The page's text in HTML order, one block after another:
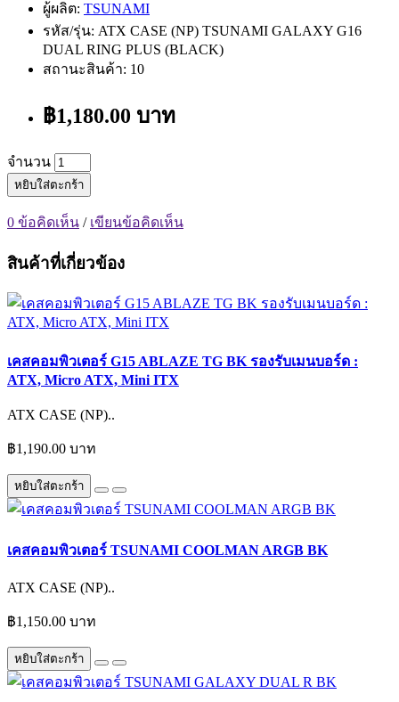
ผู้ผลิต: TSUNAMI
รหัส/รุ่น: ATX CASE (NP) TSUNAMI GALAXY G16
DUAL RING PLUS (BLACK)
สถานะสินค้า: 10
฿1,180.00 บาท
จำนวน
หยิบใส่ตะกร้า
0 ข้อคิดเห็น / เขียนข้อคิดเห็น
สินค้าที่เกี่ยวข้อง
เคสคอมพิวเตอร์ G15 ABLAZE TG BK รองรับเมนบอร์ด :
ATX, Micro ATX, Mini ITX
ATX CASE (NP)..
฿1,190.00 บาท
หยิบใส่ตะกร้า
เคสคอมพิวเตอร์ TSUNAMI COOLMAN ARGB BK
ATX CASE (NP)..
฿1,150.00 บาท
หยิบใส่ตะกร้า